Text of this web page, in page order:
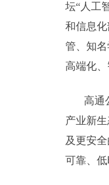
坛“人工
和信息
管、知
高端化、
高通
产业新
及更安
可靠、